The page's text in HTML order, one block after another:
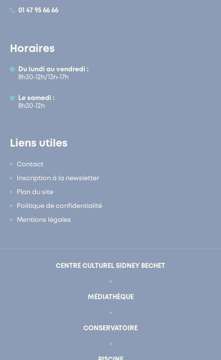
01 47 95 66 66
Horaires
Du lundi au vendredi :
8h30-12h/13h-17h
Le samedi :
8h30-12h
Liens utiles
Contact
Inscription à la newsletter
Plan du site
Politique de confidentialité
Mentions légales
CENTRE CULTUREL SIDNEY BECHET
MÉDIATHÈQUE
CONSERVATOIRE